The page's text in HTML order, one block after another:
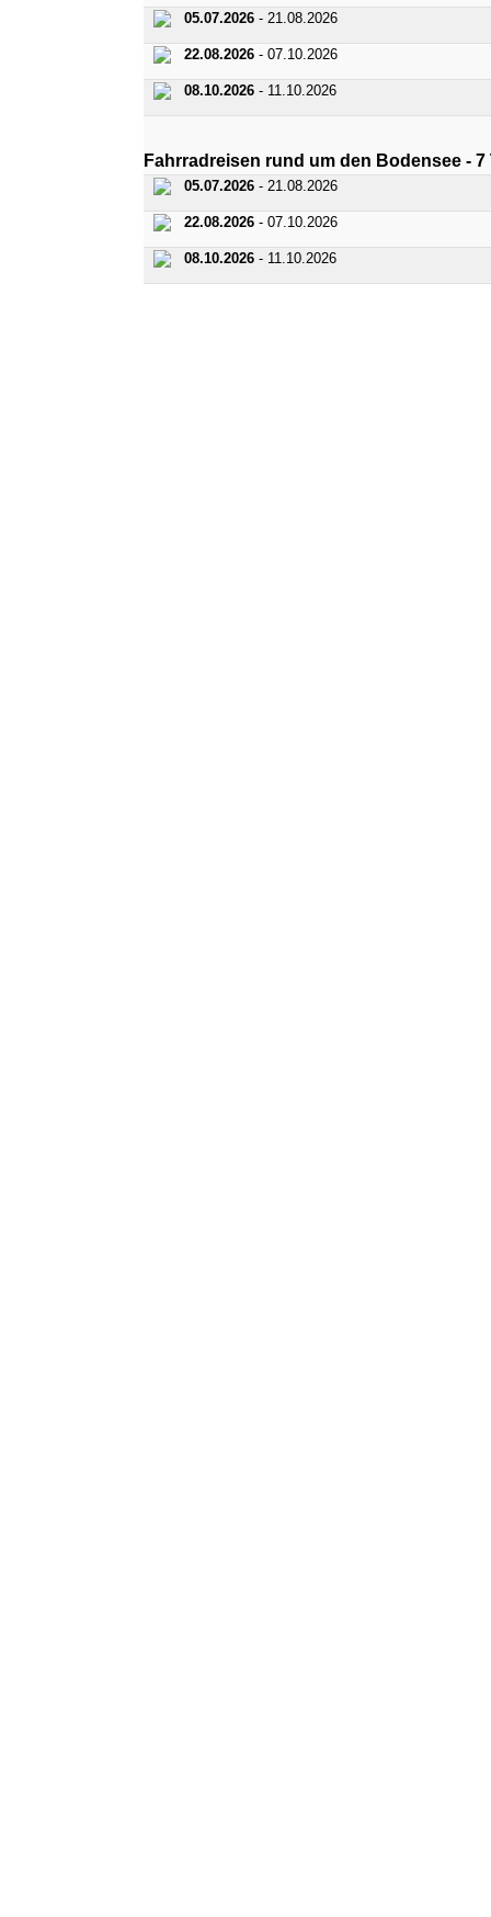
05.07.2026- 21.08.2026
22.08.2026- 07.10.2026
08.10.2026- 11.10.2026
Fahrradreisen rund um den Bodensee -
05.07.2026- 21.08.2026
22.08.2026- 07.10.2026
08.10.2026- 11.10.2026